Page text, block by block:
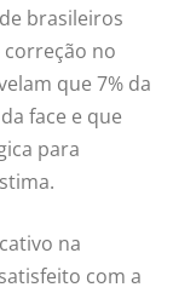
brasileiros
no
que 7% da
face e que
para
na
com a